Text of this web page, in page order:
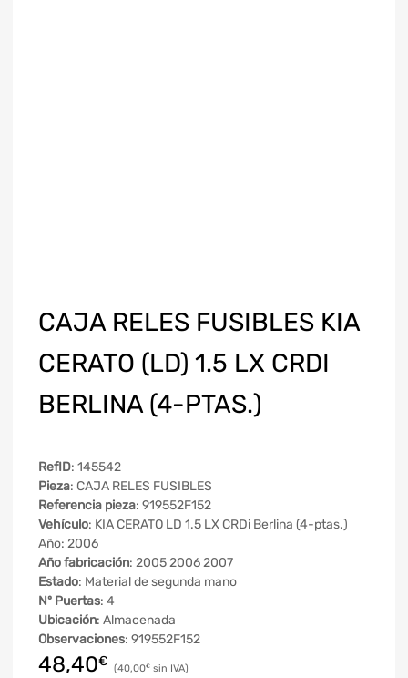
CAJA RELES FUSIBLES KIA
CERATO (LD) 1.5 LX CRDI
BERLINA (4-PTAS.)
RefID: 145542
Pieza: CAJA RELES FUSIBLES
Referencia pieza: 919552F152
Vehículo: KIA CERATO LD 1.5 LX CRDi Berlina (4-ptas.)
Año: 2006
Año fabricación: 2005 2006 2007
Estado: Material de segunda mano
Nº Puertas: 4
Ubicación: Almacenada
Observaciones: 919552F152
48,40€ 40,00€